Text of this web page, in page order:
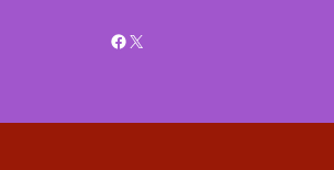
Facebook X